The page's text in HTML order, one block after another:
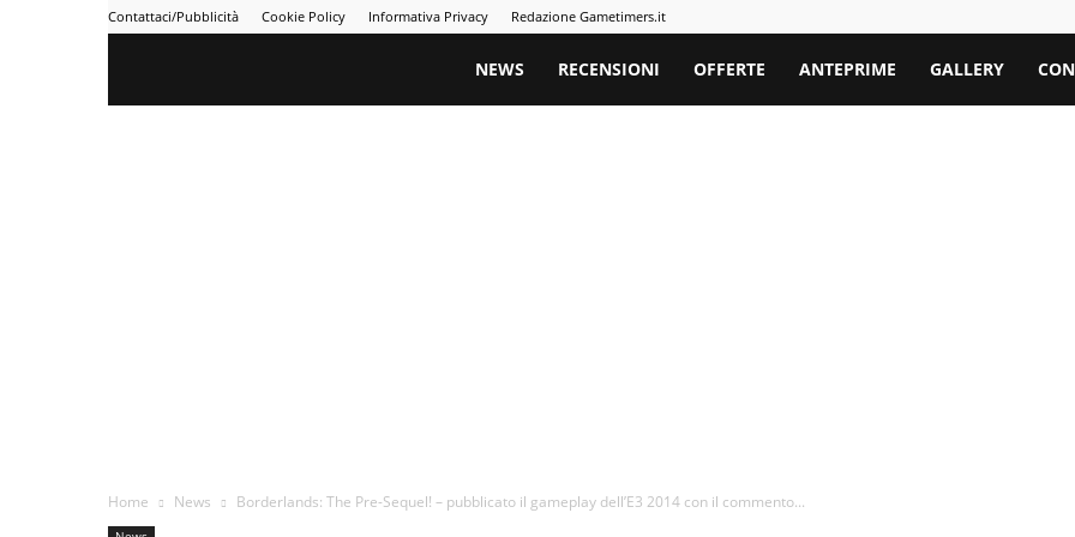
Contattaci/Pubblicità Cookie Policy Informativa Privacy Redazione Gametimers.it
Gametimers
NEWS RECENSIONI OFFERTE ANTEPRIME GALLERY
Home News Borderlands: The Pre-Sequel! – pubblicato il gameplay dell’E3 2014 con il commento...